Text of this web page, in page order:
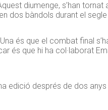
diumenge, s’han
dos bàndols durant el
és que el combat final
és que hi ha col·laborat
edició després de dos